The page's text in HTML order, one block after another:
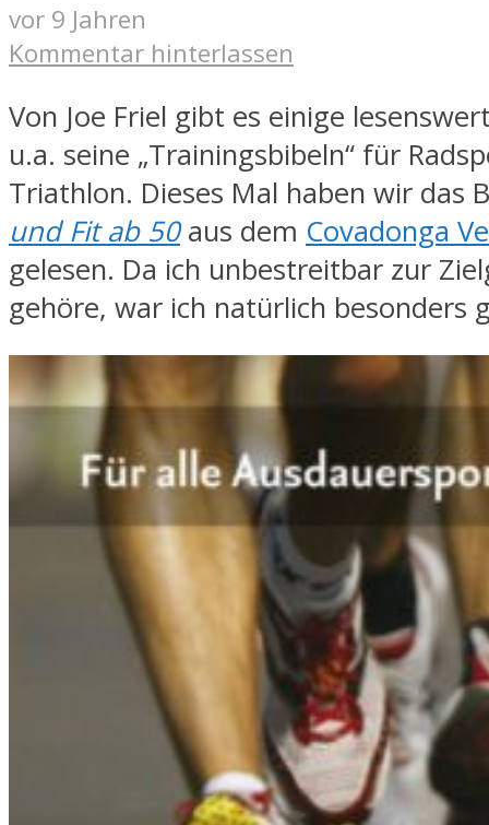
vor 9 Jahren
Kommentar hinterlassen
Von Joe Friel gibt es einige
u.a. seine „Trainingsbibeln“ für
Triathlon. Dieses Mal haben wir das
und Fit ab 50aus dem Covadonga
gelesen. Da ich unbestreitbar zur
gehöre, war ich natürlich besonders